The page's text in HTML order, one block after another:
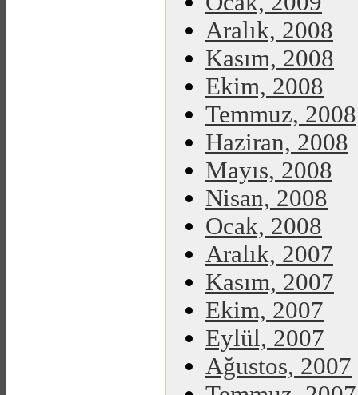
Aralık, 2008
Kasım, 2008
Ekim, 2008
Temmuz, 2008
Haziran, 2008
Mayıs, 2008
Nisan, 2008
Ocak, 2008
Aralık, 2007
Kasım, 2007
Ekim, 2007
Eylül, 2007
Ağustos, 2007